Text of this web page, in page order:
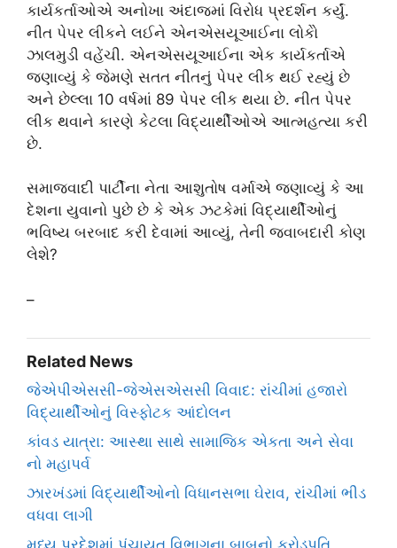
કાર્યકર્તાઓએ અનોખા અંદાજમાં વિરોધ પ્રદર્શન કર્યું.
નીત પેપર લીકને લઈને એનએસયૂઆઈના લોકોે
ઝાલમુડી વહેંચી. એનએસયૂઆઈના એક કાર્યકર્તાએ
જણાવ્યું કે જેમણે સતત નીતનું પેપર લીક થઈ રહ્યું છે
અને છેલ્લા 10 વર્ષમાં 89 પેપર લીક થયા છે. નીત પેપર
લીક થવાને કારણે કેટલા વિદ્યાર્થીઓએ આત્મહત્યા કરી
છે.
સમાજવાદી પાર્ટીના નેતા આશુતોષ વર્માએ જણાવ્યું કે આ
દેશના યુવાનો પુછે છે કે એક ઝટકેમાં વિદ્યાર્થીઓનું
ભવિષ્ય બરબાદ કરી દેવામાં આવ્યું, તેની જવાબદારી કોણ
લેશે?
–
Related News
જેએપીએસસી-જેએસએસસી વિવાદ: રાંચીમાં હજારો
વિદ્યાર્થીઓનું વિસ્ફોટક આંદોલન
કાંવડ યાત્રા: આસ્થા સાથે સામાજિક એકતા અને સેવા
નો મહાપર્વ
ઝારખંડમાં વિદ્યાર્થીઓનો વિધાનસભા ઘેરાવ, રાંચીમાં ભીડ
વધવા લાગી
મધ્ય પ્રદેશમાં પંચાયત વિભાગના બાબુનો કરોડપતિ